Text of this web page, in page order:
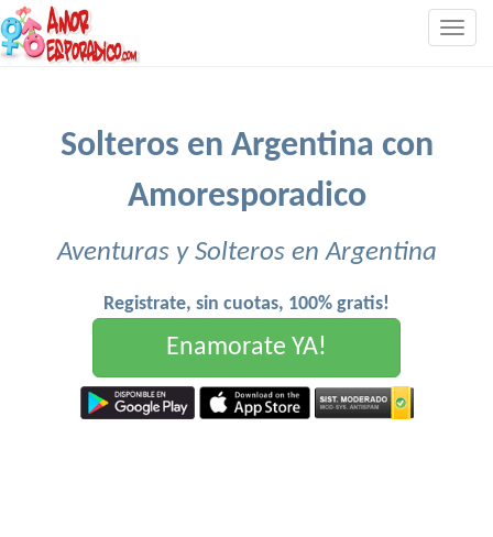
Solteros en Argentina con
Amoresporadico
Aventuras y Solteros en Argentina
Registrate, sin cuotas, 100% gratis!
Enamorate YA!